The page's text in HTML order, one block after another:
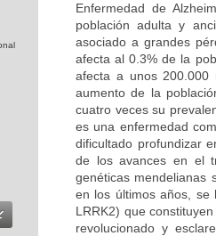
Enfermedad de
población adulta y
asociado a grandes
afecta al 0.3% de la
afecta a unos 200.000
aumento de la
cuatro veces su
es una enfermedad
dificultado profundizar
de los avances en el
genéticas mendelianas
en los últimos años, se
LRRK2) que
revolucionado y